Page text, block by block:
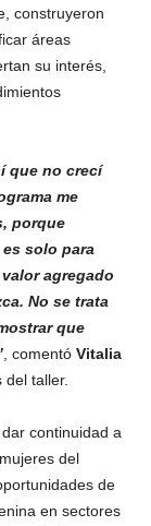
construyeron
áreas
su interés,
que no crecí
me
porque
solo para
agregado
No se trata
que
, comentó Vitalia
del taller.
continuidad a
del
de
en sectores